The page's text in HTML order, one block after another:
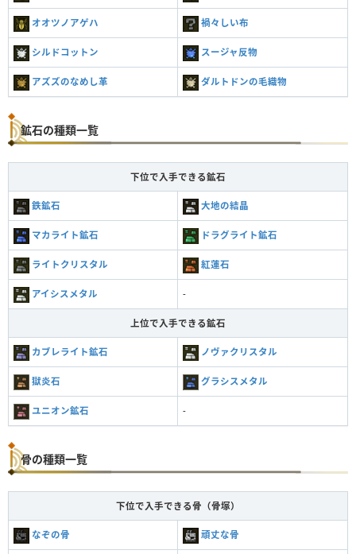
オオツノアゲハ 禍々しい布
シルドコットン スージャ反物
アズズのなめし革 ダルトドンの毛織物
鉱石の種類一覧
下位で入手できる鉱石
鉄鉱石 大地の結晶
マカライト鉱石 ドラグライト鉱石
ライトクリスタル 紅蓮石
アイシスメタル -
上位で入手できる鉱石
カブレライト鉱石 ノヴァクリスタル
獄炎石 グラシスメタル
ユニオン鉱石 -
骨の種類一覧
下位で入手できる骨（骨塚）
なぞの骨 頑丈な骨